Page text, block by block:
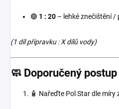
🟢 1 : 20 – lehké znečištění /
(1 díl přípravku : X dílů vody)
🧼 Doporučený
🧴 Nařeďte Pol Star dle míry